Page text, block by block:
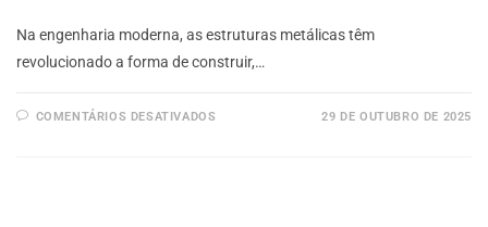
Na engenharia moderna, as estruturas metálicas têm
revolucionado a forma de construir,…
COMENTÁRIOS DESATIVADOS 29 DE OUTUBRO DE 2025